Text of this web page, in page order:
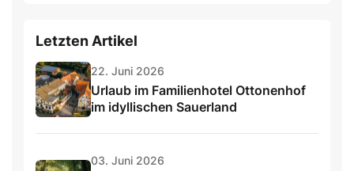
Letzten Artikel
22. Juni 2026
Urlaub im Familienhotel Ottonenhof
im idyllischen Sauerland
03. Juni 2026